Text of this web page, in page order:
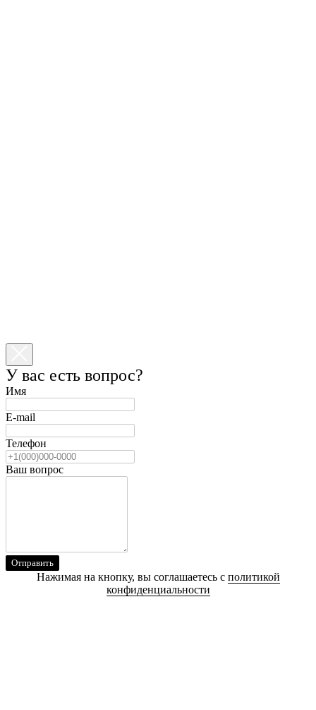
У вас есть вопрос?
Имя
E-mail
Телефон
Ваш вопрос
Отправить
Нажимая на кнопку, вы соглашаетесь с политикой
конфиденциальности